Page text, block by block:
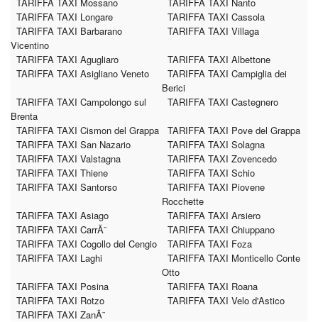
TARIFFA TAXI Longare
TARIFFA TAXI Cassola
TARIFFA TAXI Barbarano
Vicentino
TARIFFA TAXI Villaga
TARIFFA TAXI Agugliaro
TARIFFA TAXI Albettone
TARIFFA TAXI Asigliano Veneto
TARIFFA TAXI Campiglia dei
Berici
TARIFFA TAXI Campolongo sul
Brenta
TARIFFA TAXI Castegnero
TARIFFA TAXI Cismon del Grappa
TARIFFA TAXI Pove del Grappa
TARIFFA TAXI San Nazario
TARIFFA TAXI Solagna
TARIFFA TAXI Valstagna
TARIFFA TAXI Zovencedo
TARIFFA TAXI Thiene
TARIFFA TAXI Schio
TARIFFA TAXI Santorso
TARIFFA TAXI Piovene
Rocchette
TARIFFA TAXI Asiago
TARIFFA TAXI Arsiero
TARIFFA TAXI CarrÃ¨
TARIFFA TAXI Chiuppano
TARIFFA TAXI Cogollo del Cengio
TARIFFA TAXI Foza
TARIFFA TAXI Laghi
TARIFFA TAXI Monticello Conte
Otto
TARIFFA TAXI Posina
TARIFFA TAXI Roana
TARIFFA TAXI Rotzo
TARIFFA TAXI Velo d'Astico
TARIFFA TAXI ZanÃ¨